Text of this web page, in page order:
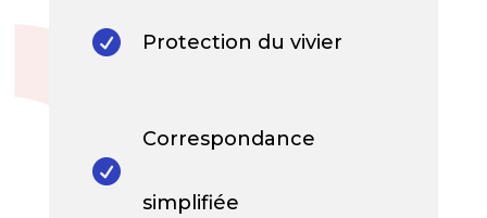
 Protection du vivier

Correspondance
simplifiée